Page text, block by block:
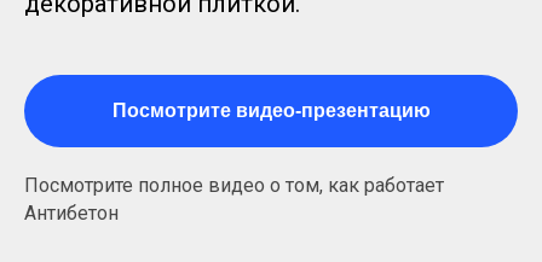
Посмотрите видео-презентацию
Посмотрите полное видео о том, как работает
Антибетон
📍
📦 Доставка по СПб и Ленобласти